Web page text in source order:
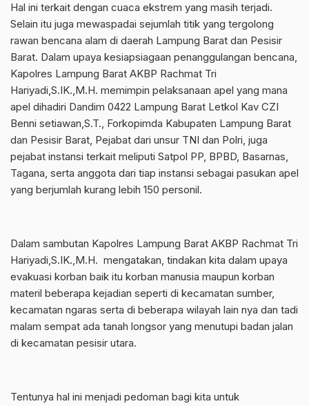
Hal ini terkait dengan cuaca ekstrem yang masih terjadi.
Selain itu juga mewaspadai sejumlah titik yang tergolong
rawan bencana alam di daerah Lampung Barat dan Pesisir
Barat. Dalam upaya kesiapsiagaan penanggulangan bencana,
Kapolres Lampung Barat AKBP Rachmat Tri
Hariyadi,S.IK.,M.H. memimpin pelaksanaan apel yang mana
apel dihadiri Dandim 0422 Lampung Barat Letkol Kav CZI
Benni setiawan,S.T., Forkopimda Kabupaten Lampung Barat
dan Pesisir Barat, Pejabat dari unsur TNI dan Polri, juga
pejabat instansi terkait meliputi Satpol PP, BPBD, Basarnas,
Tagana, serta anggota dari tiap instansi sebagai pasukan apel
yang berjumlah kurang lebih 150 personil.
Dalam sambutan Kapolres Lampung Barat AKBP Rachmat Tri
Hariyadi,S.IK.,M.H. mengatakan, tindakan kita dalam upaya
evakuasi korban baik itu korban manusia maupun korban
materil beberapa kejadian seperti di kecamatan sumber,
kecamatan ngaras serta di beberapa wilayah lain nya dan tadi
malam sempat ada tanah longsor yang menutupi badan jalan
di kecamatan pesisir utara.
Tentunya hal ini menjadi pedoman bagi kita untuk